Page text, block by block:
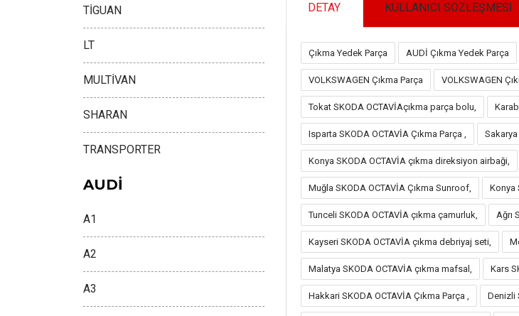
DETAY KULLANICI SÖZLEŞMESİ
Çıkma Yedek Parça AUDİ Çıkma Yedek Parça
VOLKSWAGEN Çıkma Parça VOLKSWAGEN
Tokat SKODA OCTAVİAçıkma parça bolu,
Isparta SKODA OCTAVİA Çıkma Parça ,
Konya SKODA OCTAVİA çıkma direksiyon airbaği,
Muğla SKODA OCTAVİA Çıkma Sunroof, Konya
Tunceli SKODA OCTAVİA çıkma çamurluk, Ağrı
Kayseri SKODA OCTAVİA çıkma debriyaj seti,
Malatya SKODA OCTAVİA çıkma mafsal, Kars
Hakkari SKODA OCTAVİA Çıkma Parça , Denizli
TİGUAN
LT
MULTİVAN
SHARAN
TRANSPORTER
AUDİ
A1
A2
A3